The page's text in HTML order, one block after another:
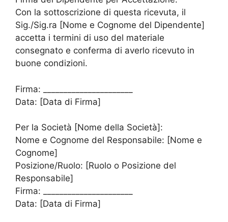
Con la sottoscrizione di questa ricevuta, il
Sig./Sig.ra [Nome e Cognome del Dipendente]
accetta i termini di uso del materiale
consegnato e conferma di averlo ricevuto in
buone condizioni.
Firma: ______________________
Data: [Data di Firma]
Per la Società [Nome della Società]:
Nome e Cognome del Responsabile: [Nome e
Cognome]
Posizione/Ruolo: [Ruolo o Posizione del
Responsabile]
Firma: ______________________
Data: [Data di Firma]